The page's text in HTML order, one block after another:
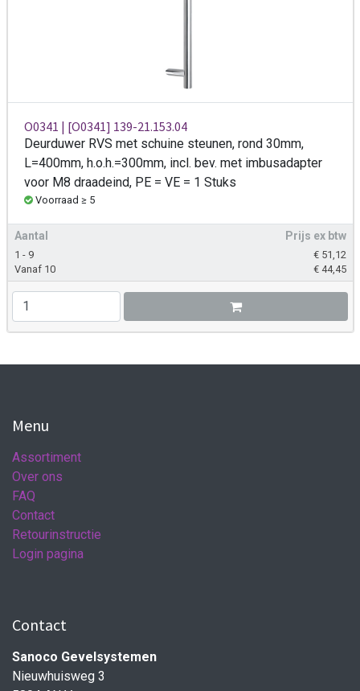
O0341 | [O0341] 139-21.153.04
Deurduwer RVS met schuine steunen, rond 30mm,
L=400mm, h.o.h.=300mm, incl. bev. met imbusadapter
voor M8 draadeind, PE = VE = 1 Stuks
Voorraad ≥ 5
Aantal Prijs ex btw
1 - 9 € 51,12
Vanaf 10
€ 44,45
Menu
Assortiment
Over ons
FAQ
Contact
Retourinstructie
Login pagina
Contact
Sanoco Gevelsystemen
Nieuwhuisweg 3